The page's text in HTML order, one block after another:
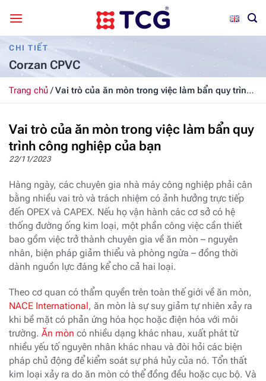
qua
nội
dungCHI TIẾT
Corzan CPVC
Trang chủ/Vai trò của ăn mòn trong việc làm bẩn quy trình
công nghiệp của bạn
Vai trò của ăn mòn trong việc làm bẩn quy
trình công nghiệp của bạn
22/11/2023
Hàng ngày, các chuyên gia nhà máy công nghiệp phải cân
bằng nhiều vai trò và trách nhiệm có ảnh hưởng trực tiếp
đến OPEX và CAPEX. Nếu họ vận hành các cơ sở có hệ
thống đường ống kim loại, một phần công việc cần thiết
bao gồm việc trở thành chuyên gia về ăn mòn – nguyên
nhân, biện pháp giảm thiểu và phòng ngừa – đồng thời
dành nguồn lực đáng kể cho cả hai loại.
Theo cơ quan có thẩm quyền trên toàn thế giới về ăn mòn,
NACE International, ăn mòn là sự suy giảm tự nhiên xảy ra
khi bề mặt có phản ứng hóa học hoặc điện hóa với môi
trường. Ăn mòn có nhiều dạng khác nhau, xuất phát từ
nhiều yếu tố nguyên nhân khác nhau và đòi hỏi các biện
pháp chủ động để kiểm soát sự phá hủy của nó. Tổn thất
kim loại xảy ra do ăn mòn có thể đồng đều hoặc cục bộ. Và